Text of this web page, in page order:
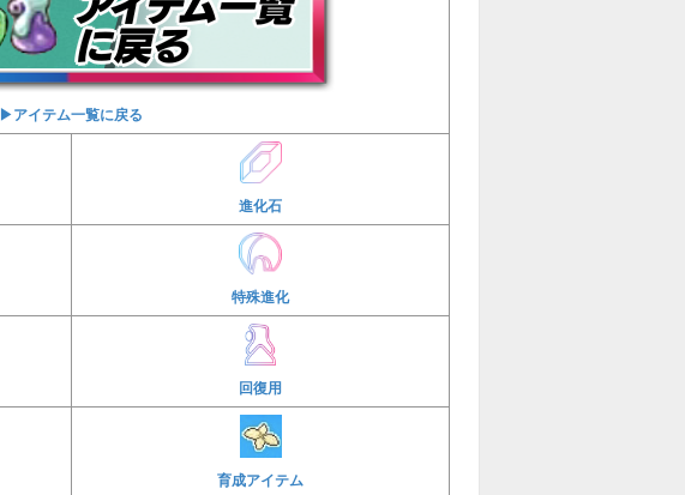
▶︎アイテム一覧に戻る
進化石
特殊進化
回復用
育成アイテム